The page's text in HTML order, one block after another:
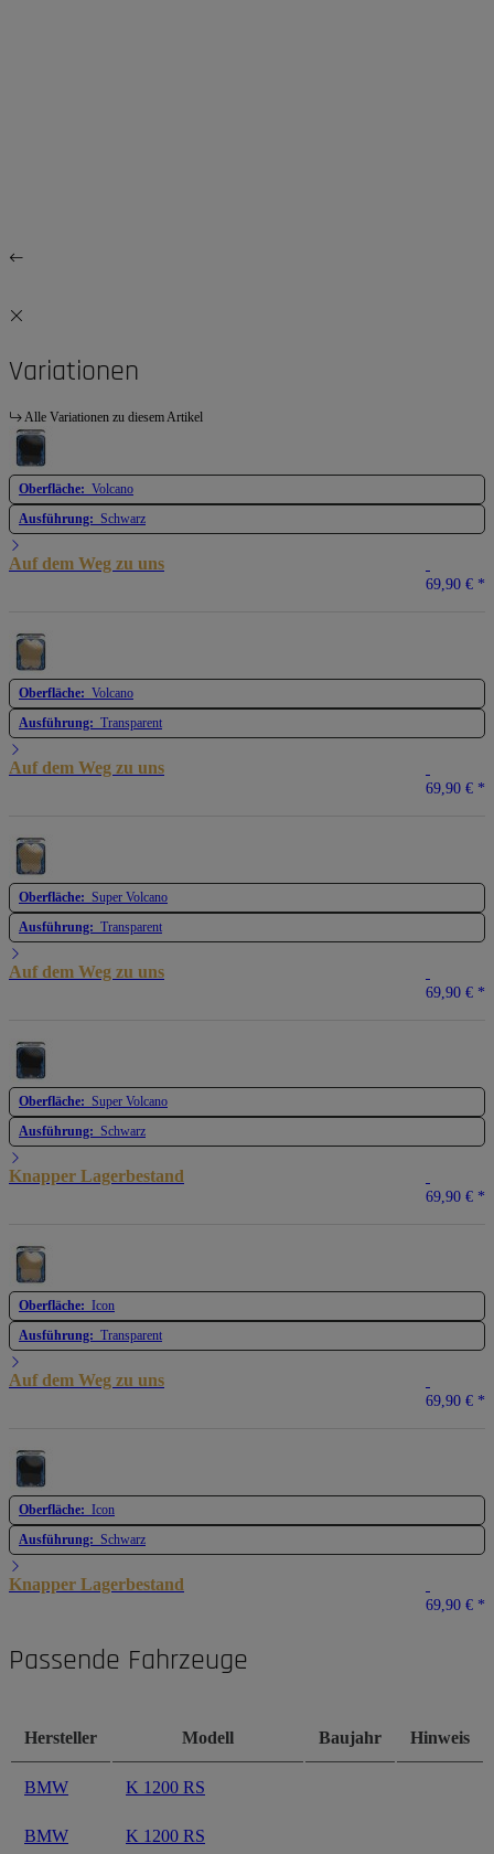
Variationen
Alle Variationen zu diesem Artikel
Oberfläche: Volcano
Ausführung: Schwarz
Auf dem Weg zu uns
69,90 € *
Oberfläche: Volcano
Ausführung: Transparent
Auf dem Weg zu uns
69,90 € *
Oberfläche: Super Volcano
Ausführung: Transparent
Auf dem Weg zu uns
69,90 € *
Oberfläche: Super Volcano
Ausführung: Schwarz
Knapper Lagerbestand
69,90 € *
Oberfläche: Icon
Ausführung: Transparent
Auf dem Weg zu uns
69,90 € *
Oberfläche: Icon
Ausführung: Schwarz
Knapper Lagerbestand
69,90 € *
Passende Fahrzeuge
Hersteller Modell Baujahr Hinweis
BMW K 1200 RS
BMW K 1200 RS